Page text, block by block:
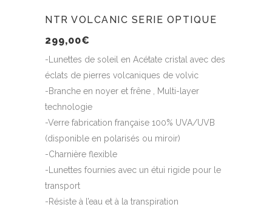
NTR VOLCANIC SERIE OPTIQUE
299,00€
-Lunettes de soleil en Acétate cristal avec des
éclats de pierres volcaniques de volvic
-Branche en noyer et frêne , Multi-layer
technologie
-Verre fabrication française 100% UVA/UVB
(disponible en polarisés ou miroir)
-Charnière flexible
-Lunettes fournies avec un étui rigide pour le
transport
-Résiste à l’eau et à la transpiration